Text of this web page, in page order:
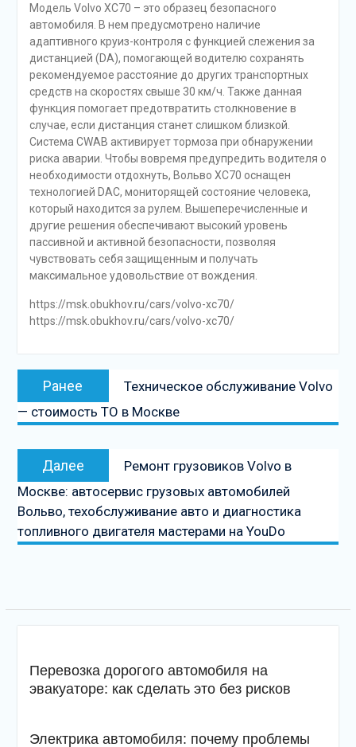
Модель Volvo XC70 – это образец безопасного
автомобиля. В нем предусмотрено наличие
адаптивного круиз-контроля с функцией слежения за
дистанцией (DA), помогающей водителю сохранять
рекомендуемое расстояние до других транспортных
средств на скоростях свыше 30 км/ч. Также данная
функция помогает предотвратить столкновение в
случае, если дистанция станет слишком близкой.
Система CWAB активирует тормоза при обнаружении
риска аварии. Чтобы вовремя предупредить водителя о
необходимости отдохнуть, Вольво ХС70 оснащен
технологией DAC, мониторящей состояние человека,
который находится за рулем. Вышеперечисленные и
другие решения обеспечивают высокий уровень
пассивной и активной безопасности, позволяя
чувствовать себя защищенным и получать
максимальное удовольствие от вождения.
https://msk.obukhov.ru/cars/volvo-xc70/
https://msk.obukhov.ru/cars/volvo-xc70/
Навигация
записям
Ранее
запись:
Техническое обслуживание Volvo
— стоимость ТО в Москве
Далее
запись
Ремонт грузовиков Volvo в
Москве: автосервис грузовых автомобилей
Вольво, техобслуживание авто и диагностика
топливного двигателя мастерами на YouDo
Перевозка дорогого автомобиля на
эвакуаторе: как сделать это без рисков
Электрика автомобиля: почему проблемы